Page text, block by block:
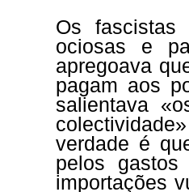
Os fascistas
ociosas e
apregoava
pagam aos
salientava
verdade é
pelos
importações